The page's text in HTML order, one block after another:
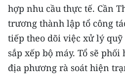
hợp nhu cầu thực tế. Cần
trương thành lập tổ công
tiếp theo dõi việc xử lý
sắp xếp bộ máy. Tổ sẽ phối
địa phương rà soát hiện